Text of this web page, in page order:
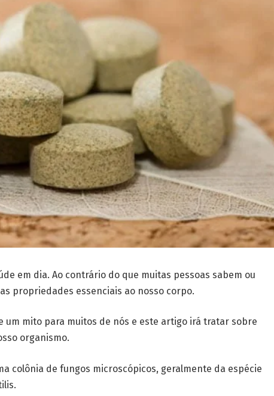
em dia. Ao contrário do que muitas pessoas sabem ou
propriedades essenciais ao nosso corpo.
um mito para muitos de nós e este artigo irá tratar sobre
organismo.
colônia de fungos microscópicos, geralmente da espécie